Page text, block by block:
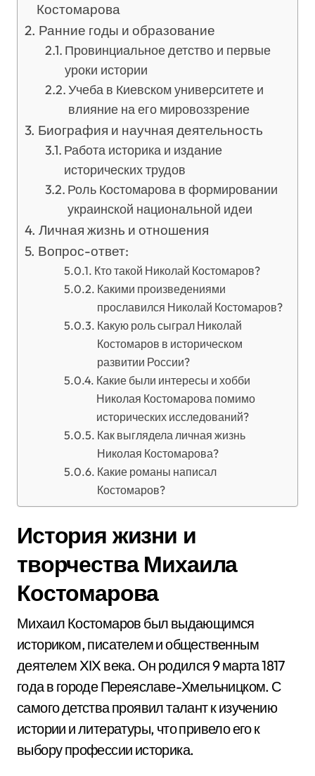
Костомарова
Ранние годы и образование
Провинциальное детство и первые
уроки истории
Учеба в Киевском университете и
влияние на его мировоззрение
Биография и научная деятельность
Работа историка и издание
исторических трудов
Роль Костомарова в формировании
украинской национальной идеи
Личная жизнь и отношения
Вопрос-ответ:
Кто такой Николай Костомаров?
Какими произведениями
прославился Николай Костомаров?
Какую роль сыграл Николай
Костомаров в историческом
развитии России?
Какие были интересы и хобби
Николая Костомарова помимо
исторических исследований?
Как выглядела личная жизнь
Николая Костомарова?
Какие романы написал
Костомаров?
История жизни и
творчества Михаила
Костомарова
Михаил Костомаров был выдающимся
историком, писателем и общественным
деятелем XIX века. Он родился 9 марта 1817
года в городе Переяславе-Хмельницком. С
самого детства проявил талант к изучению
истории и литературы, что привело его к
выбору профессии историка.